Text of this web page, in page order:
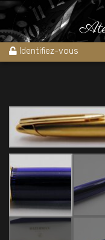
Identifiez-vous
Accueil » Boutique
WATERMAN EDSON